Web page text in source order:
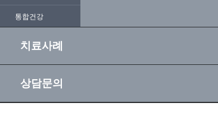
통합건강
치료사례
상담문의